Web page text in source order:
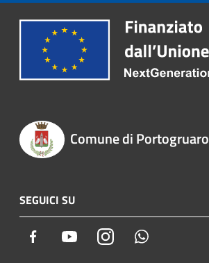
Comune di Portogruaro
SEGUICI SU
Facebook YoutubeInstagram